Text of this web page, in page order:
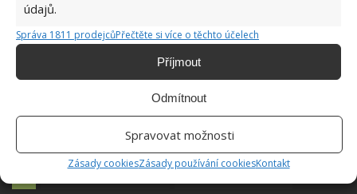
údajů.
Správa 1811 prodejcůPřečtěte si více o těchto účelech
Příjmout
Odmítnout
Spravovat možnosti
Zásady cookiesZásady používání cookiesKontakt